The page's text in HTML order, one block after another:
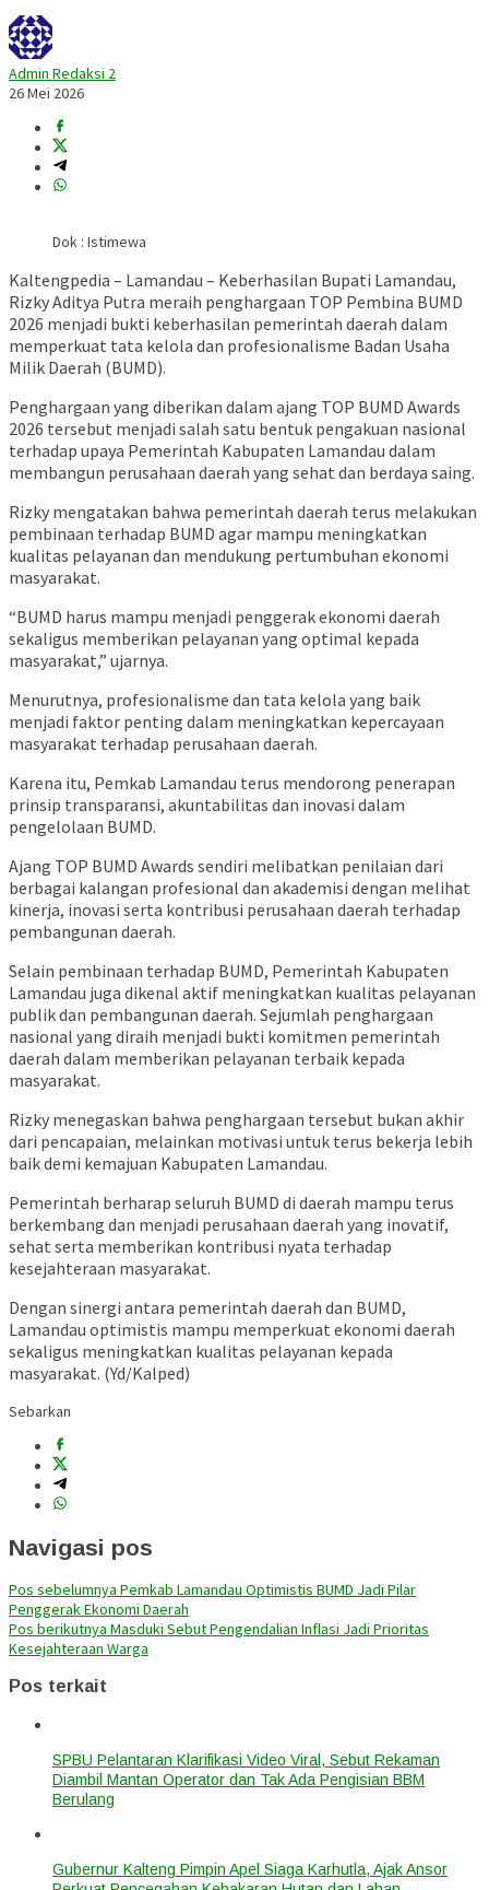
Admin Redaksi 2
26 Mei 2026
Dok : Istimewa
Kaltengpedia – Lamandau – Keberhasilan Bupati Lamandau,
Rizky Aditya Putra meraih penghargaan TOP Pembina BUMD
2026 menjadi bukti keberhasilan pemerintah daerah dalam
memperkuat tata kelola dan profesionalisme Badan Usaha
Milik Daerah (BUMD).
Penghargaan yang diberikan dalam ajang TOP BUMD Awards
2026 tersebut menjadi salah satu bentuk pengakuan nasional
terhadap upaya Pemerintah Kabupaten Lamandau dalam
membangun perusahaan daerah yang sehat dan berdaya saing.
Rizky mengatakan bahwa pemerintah daerah terus melakukan
pembinaan terhadap BUMD agar mampu meningkatkan
kualitas pelayanan dan mendukung pertumbuhan ekonomi
masyarakat.
“BUMD harus mampu menjadi penggerak ekonomi daerah
sekaligus memberikan pelayanan yang optimal kepada
masyarakat,” ujarnya.
Menurutnya, profesionalisme dan tata kelola yang baik
menjadi faktor penting dalam meningkatkan kepercayaan
masyarakat terhadap perusahaan daerah.
Karena itu, Pemkab Lamandau terus mendorong penerapan
prinsip transparansi, akuntabilitas dan inovasi dalam
pengelolaan BUMD.
Ajang TOP BUMD Awards sendiri melibatkan penilaian dari
berbagai kalangan profesional dan akademisi dengan melihat
kinerja, inovasi serta kontribusi perusahaan daerah terhadap
pembangunan daerah.
Selain pembinaan terhadap BUMD, Pemerintah Kabupaten
Lamandau juga dikenal aktif meningkatkan kualitas pelayanan
publik dan pembangunan daerah. Sejumlah penghargaan
nasional yang diraih menjadi bukti komitmen pemerintah
daerah dalam memberikan pelayanan terbaik kepada
masyarakat.
Rizky menegaskan bahwa penghargaan tersebut bukan akhir
dari pencapaian, melainkan motivasi untuk terus bekerja lebih
baik demi kemajuan Kabupaten Lamandau.
Pemerintah berharap seluruh BUMD di daerah mampu terus
berkembang dan menjadi perusahaan daerah yang inovatif,
sehat serta memberikan kontribusi nyata terhadap
kesejahteraan masyarakat.
Dengan sinergi antara pemerintah daerah dan BUMD,
Lamandau optimistis mampu memperkuat ekonomi daerah
sekaligus meningkatkan kualitas pelayanan kepada
masyarakat. (Yd/Kalped)
Sebarkan
Navigasi pos
Pos sebelumnya Pemkab Lamandau Optimistis BUMD Jadi Pilar
Penggerak Ekonomi Daerah
Pos berikutnya Masduki Sebut Pengendalian Inflasi Jadi Prioritas
Kesejahteraan Warga
Pos terkait
SPBU Pelantaran Klarifikasi Video Viral, Sebut Rekaman
Diambil Mantan Operator dan Tak Ada Pengisian BBM
Berulang
Gubernur Kalteng Pimpin Apel Siaga Karhutla, Ajak Ansor